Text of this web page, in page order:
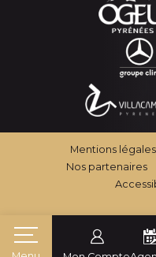
Mentions légales
Nos partenaires